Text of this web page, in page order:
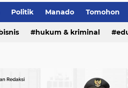
Politik Manado Tomohon
Indeks
hukum & kriminal